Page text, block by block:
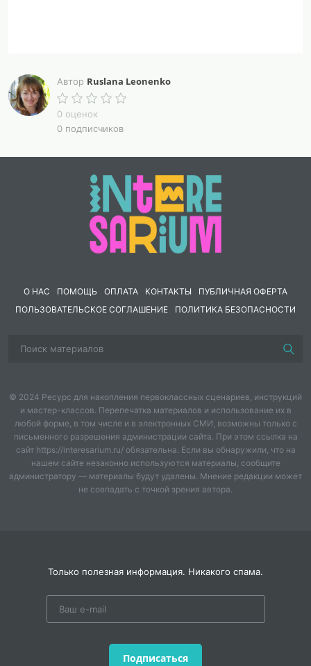
Автор Ruslana Leonenko
0 оценок
0 подписчиков
О НАС ПОМОЩЬ ОПЛАТА КОНТАКТЫ
ПУБЛИЧНАЯ ОФЕРТА
ПОЛЬЗОВАТЕЛЬСКОЕ СОГЛАШЕНИЕ
ПОЛИТИКА БЕЗОПАСНОСТИ
© 2024 Ресурс для накопления первоклассных сценариев, инструкций
и мастер-классов. Перепечатка материалов и использование их в
любой форме, в том числе и в электронных СМИ, возможны только с
письменного разрешения администрации сайта. При этом ссылка на
сайт https://interesarium.ru/ обязательна. Если вы обнаружили, что на
нашем сайте незаконно используются материалы, сообщите
администратору — материалы будут удалены. Мнение редакции может
не совпадать с точкой зрения автора.
Только полезная информация. Никакого спама.
Подписаться